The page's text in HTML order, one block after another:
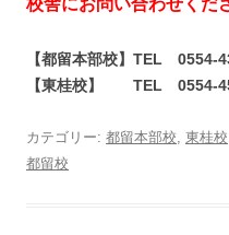
校舎にお問い合わせくだ
【都留本部校】TEL 0554-
【東桂校】 TEL 0554-
カテゴリー: 都留本部校, 東桂校
都留校